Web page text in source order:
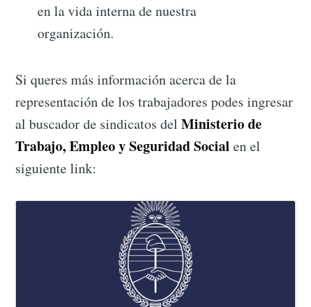
en la vida interna de nuestra
organización.
Si queres más información acerca de la
representación de los trabajadores podes ingresar
al buscador de sindicatos delMinisterio de
Trabajo, Empleo y Seguridad Social en el
siguiente link: